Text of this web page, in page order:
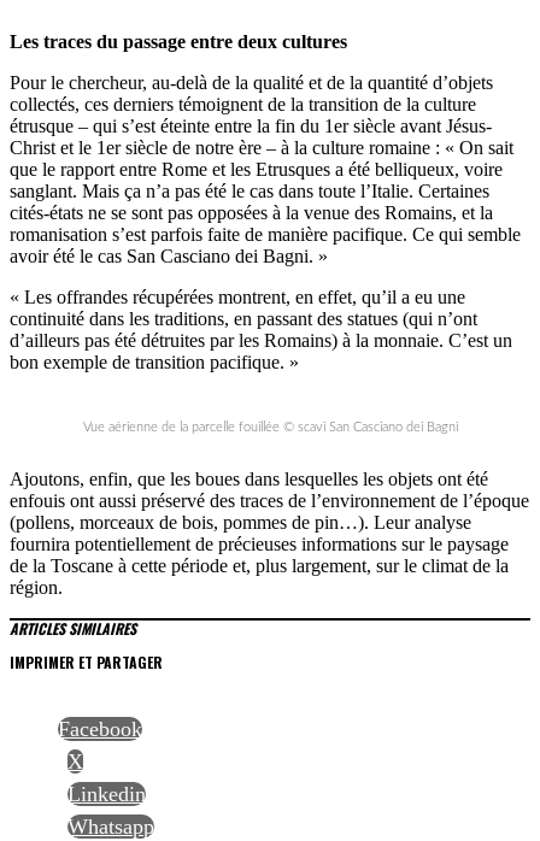
Les traces du passage entre deux cultures
Pour le chercheur, au-delà de la qualité et de la quantité d’objets
collectés, ces derniers témoignent de la transition de la culture
étrusque – qui s’est éteinte entre la fin du 1er siècle avant Jésus-
Christ et le 1er siècle de notre ère – à la culture romaine : « On sait
que le rapport entre Rome et les Etrusques a été belliqueux, voire
sanglant. Mais ça n’a pas été le cas dans toute l’Italie. Certaines
cités-états ne se sont pas opposées à la venue des Romains, et la
romanisation s’est parfois faite de manière pacifique. Ce qui semble
avoir été le cas San Casciano dei Bagni. »
« Les offrandes récupérées montrent, en effet, qu’il a eu une
continuité dans les traditions, en passant des statues (qui n’ont
d’ailleurs pas été détruites par les Romains) à la monnaie. C’est un
bon exemple de transition pacifique. »
Vue aérienne de la parcelle fouillée © scavi San Casciano dei Bagni
Ajoutons, enfin, que les boues dans lesquelles les objets ont été
enfouis ont aussi préservé des traces de l’environnement de l’époque
(pollens, morceaux de bois, pommes de pin…). Leur analyse
fournira potentiellement de précieuses informations sur le paysage
de la Toscane à cette période et, plus largement, sur le climat de la
région.
ARTICLES SIMILAIRES
IMPRIMER ET PARTAGER
Facebook
X
Linkedin
Whatsapp